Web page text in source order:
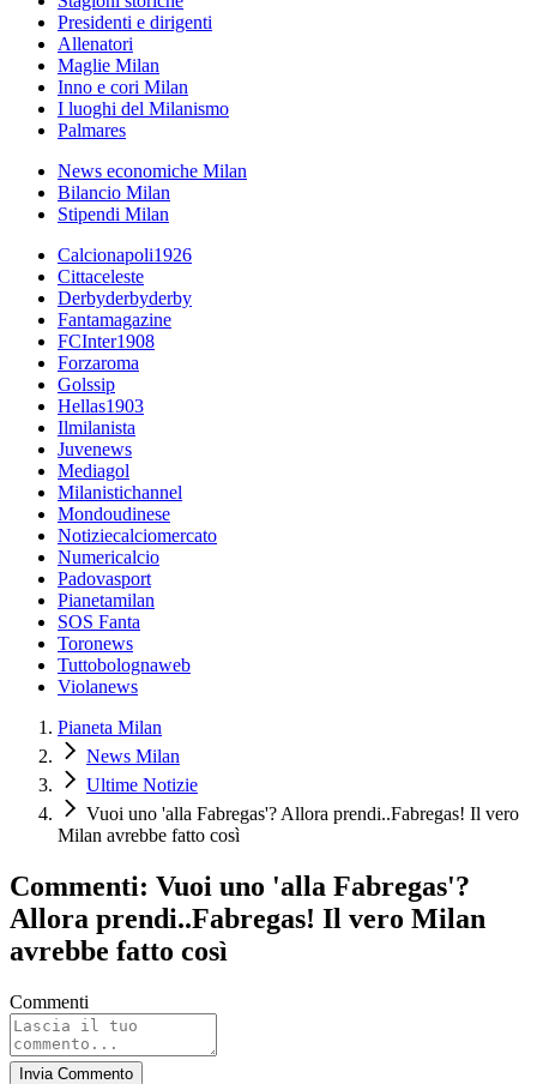
Presidenti e dirigenti
Allenatori
Maglie Milan
Inno e cori Milan
I luoghi del Milanismo
Palmares
News economiche Milan
Bilancio Milan
Stipendi Milan
Calcionapoli1926
Cittaceleste
Derbyderbyderby
Fantamagazine
FCInter1908
Forzaroma
Golssip
Hellas1903
Ilmilanista
Juvenews
Mediagol
Milanistichannel
Mondoudinese
Notiziecalciomercato
Numericalcio
Padovasport
Pianetamilan
SOS Fanta
Toronews
Tuttobolognaweb
Violanews
Pianeta Milan
News Milan
Ultime Notizie
Vuoi uno 'alla Fabregas'? Allora prendi..Fabregas! Il vero
Milan avrebbe fatto così
Commenti: Vuoi uno 'alla Fabregas'?
Allora prendi..Fabregas! Il vero Milan
avrebbe fatto così
Commenti
Invia Commento